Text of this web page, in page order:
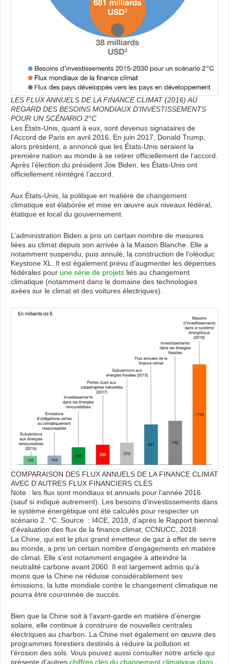
LES FLUX ANNUELS DE LA FINANCE CLIMAT (2016) AU
REGARD DES BESOINS MONDIAUX D’INVESTISSEMENTS
POUR UN SCÉNARIO 2°C
Les États-Unis, quant à eux, sont devenus signataires de
l’Accord de Paris en avril 2016. En juin 2017, Donald Trump,
alors président, a annoncé que les États-Unis seraient la
première nation au monde à se retirer officiellement de l’accord.
Après l’élection du président Joe Biden, les États-Unis ont
officiellement réintégré l’accord.
Aux États-Unis, la politique en matière de changement
climatique est élaborée et mise en œuvre aux niveaux fédéral,
étatique et local du gouvernement.
L’administration Biden a pris un certain nombre de mesures
liées au climat depuis son arrivée à la Maison Blanche. Elle a
notamment suspendu, puis annulé, la construction de l’oléoduc
Keystone XL. Il est également prévu d’augmenter les dépenses
fédérales pour une série de projets liés au changement
climatique (notamment dans le domaine des technologies
axées sur le climat et des voitures électriques).
COMPARAISON DES FLUX ANNUELS DE LA FINANCE CLIMAT
AVEC D’AUTRES FLUX FINANCIERS CLÉS
Note : les flux sont mondiaux et annuels pour l’année 2016
(sauf si indiqué autrement). Les besoins d’investissements dans
le système énergétique ont été calculés pour respecter un
scénario 2 °C. Source : I4CE, 2018, d’après le Rapport biennal
d’évaluation des flux de la finance climat, CCNUCC, 2018
La Chine, qui est le plus grand émetteur de gaz à effet de serre
au monde, a pris un certain nombre d’engagements en matière
de climat. Elle s’est notamment engagée à atteindre la
neutralité carbone avant 2060. Il est largement admis qu’à
moins que la Chine ne réduise considérablement ses
émissions, la lutte mondiale contre le changement climatique ne
pourra être couronnée de succès.
Bien que la Chine soit à l’avant-garde en matière d’énergie
solaire, elle continue à construire de nouvelles centrales
électriques au charbon. La Chine met également en œuvre des
programmes forestiers destinés à réduire la pollution et
l’érosion des sols. Vous pouvez aussi consulter notre article qui
présente d’autres chiffres clés du changement climatique dans